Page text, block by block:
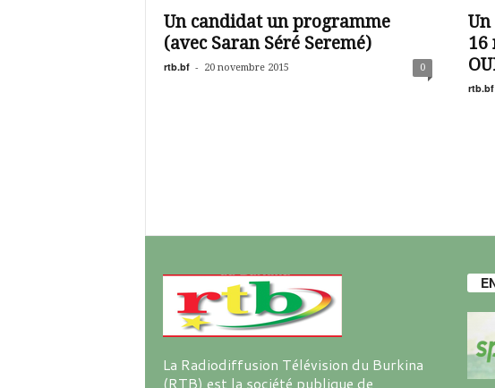
i
Un candidat un programme
(avec Saran Séré Seremé)
rtb.bf - 20 novembre 2015 0
16
rtb.bf
La Radiodiffusion Télévision du Burkina
(RTB) est la société publique de